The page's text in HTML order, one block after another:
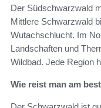
Der Südschwarzwald
Mittlere Schwarzwald
Wutachschlucht. Im
Landschaften und
Wildbad. Jede Region
Wie reist man am